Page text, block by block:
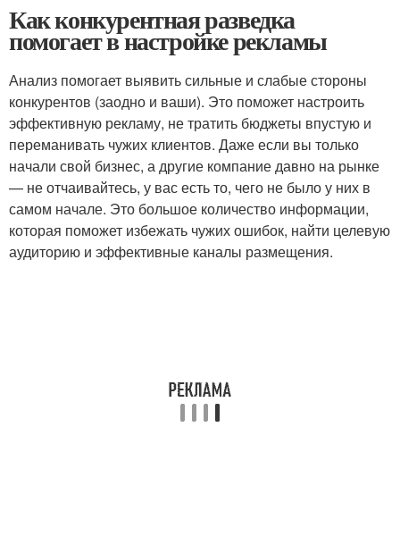
Как конкурентная разведка
помогает в настройке рекламы
Анализ помогает выявить сильные и слабые стороны
конкурентов (заодно и ваши). Это поможет настроить
эффективную рекламу, не тратить бюджеты впустую и
переманивать чужих клиентов. Даже если вы только
начали свой бизнес, а другие компание давно на рынке
— не отчаивайтесь, у вас есть то, чего не было у них в
самом начале. Это большое количество информации,
которая поможет избежать чужих ошибок, найти целевую
аудиторию и эффективные каналы размещения.